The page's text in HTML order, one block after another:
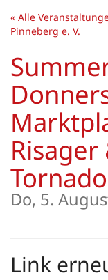
Zum
Haupt-
springen
« Alle
Pinneberg e. V.
Risager
Tornado
Do, 5.
Link